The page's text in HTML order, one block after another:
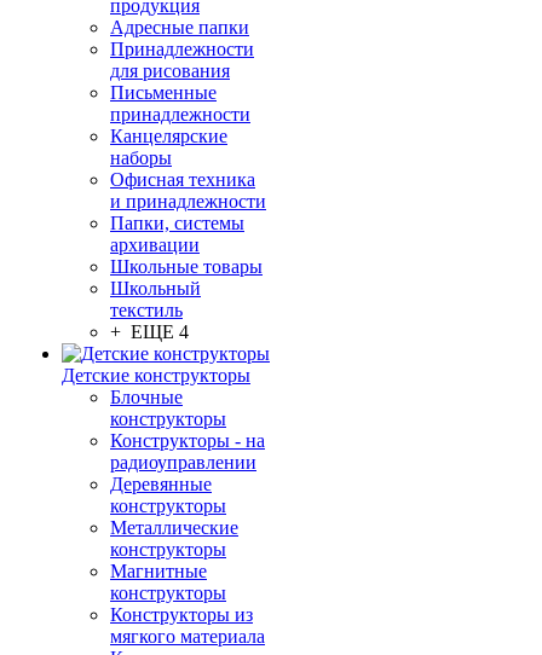
продукция
Адресные папки
Принадлежности
для рисования
Письменные
принадлежности
Канцелярские
наборы
Офисная техника
и принадлежности
Папки, системы
архивации
Школьные товары
Школьный
текстиль
+ ЕЩЕ 4
Детские конструкторы
Блочные
конструкторы
Конструкторы - на
радиоуправлении
Деревянные
конструкторы
Металлические
конструкторы
Магнитные
конструкторы
Конструкторы из
мягкого материала